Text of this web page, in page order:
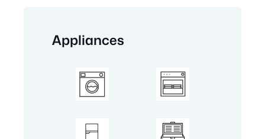
Appliances